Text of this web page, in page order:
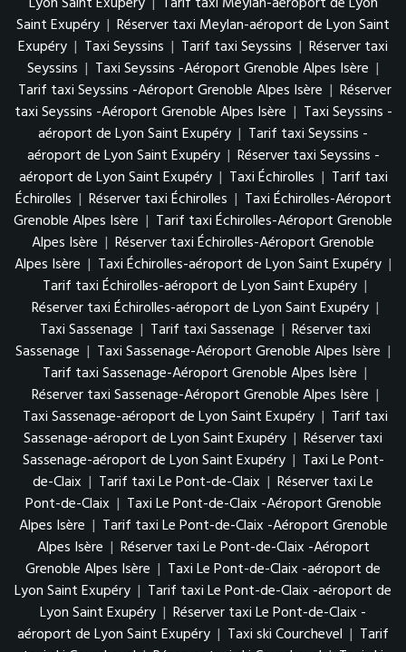
Saint Exupéry | Réserver taxi Meylan-aéroport de Lyon Saint
Exupéry | Taxi Seyssins | Tarif taxi Seyssins | Réserver taxi
Seyssins | Taxi Seyssins -Aéroport Grenoble Alpes Isère |
Tarif taxi Seyssins -Aéroport Grenoble Alpes Isère | Réserver
taxi Seyssins -Aéroport Grenoble Alpes Isère | Taxi Seyssins -
aéroport de Lyon Saint Exupéry | Tarif taxi Seyssins -
aéroport de Lyon Saint Exupéry | Réserver taxi Seyssins -
aéroport de Lyon Saint Exupéry | Taxi Échirolles | Tarif taxi
Échirolles | Réserver taxi Échirolles | Taxi Échirolles-Aéroport
Grenoble Alpes Isère | Tarif taxi Échirolles-Aéroport Grenoble
Alpes Isère | Réserver taxi Échirolles-Aéroport Grenoble
Alpes Isère | Taxi Échirolles-aéroport de Lyon Saint Exupéry |
Tarif taxi Échirolles-aéroport de Lyon Saint Exupéry |
Réserver taxi Échirolles-aéroport de Lyon Saint Exupéry |
Taxi Sassenage | Tarif taxi Sassenage | Réserver taxi
Sassenage | Taxi Sassenage-Aéroport Grenoble Alpes Isère |
Tarif taxi Sassenage-Aéroport Grenoble Alpes Isère |
Réserver taxi Sassenage-Aéroport Grenoble Alpes Isère |
Taxi Sassenage-aéroport de Lyon Saint Exupéry | Tarif taxi
Sassenage-aéroport de Lyon Saint Exupéry | Réserver taxi
Sassenage-aéroport de Lyon Saint Exupéry | Taxi Le Pont-
de-Claix | Tarif taxi Le Pont-de-Claix | Réserver taxi Le
Pont-de-Claix | Taxi Le Pont-de-Claix -Aéroport Grenoble
Alpes Isère | Tarif taxi Le Pont-de-Claix -Aéroport Grenoble
Alpes Isère | Réserver taxi Le Pont-de-Claix -Aéroport
Grenoble Alpes Isère | Taxi Le Pont-de-Claix -aéroport de
Lyon Saint Exupéry | Tarif taxi Le Pont-de-Claix -aéroport de
Lyon Saint Exupéry | Réserver taxi Le Pont-de-Claix -
aéroport de Lyon Saint Exupéry | Taxi ski Courchevel | Tarif